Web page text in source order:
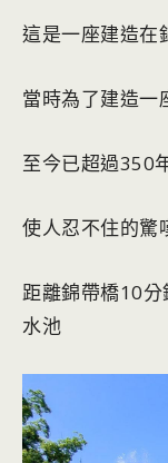
這是一座建造在
當時為了建造一
至今已超過350
使人忍不住的驚
距離錦帶橋10
水池